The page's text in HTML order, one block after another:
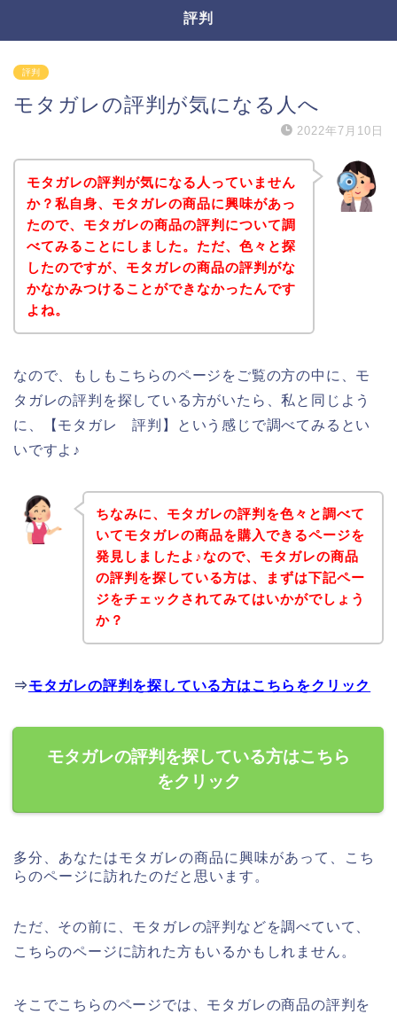
評判
評判
モタガレの評判が気になる人へ
2022年7月10日
モタガレの評判が気になる人っていません
か？私自身、モタガレの商品に興味があっ
たので、モタガレの商品の評判について調
べてみることにしました。ただ、色々と探
したのですが、モタガレの商品の評判がな
かなかみつけることができなかったんです
よね。
なので、もしもこちらのページをご覧の方の中に、モ
タガレの評判を探している方がいたら、私と同じよう
に、【モタガレ 評判】という感じで調べてみるとい
いですよ♪
ちなみに、モタガレの評判を色々と調べて
いてモタガレの商品を購入できるページを
発見しましたよ♪なので、モタガレの商品
の評判を探している方は、まずは下記ペー
ジをチェックされてみてはいかがでしょう
か？
⇒モタガレの評判を探している方はこちらをクリック
モタガレの評判を探している方はこちら
をクリック
多分、あなたはモタガレの商品に興味があって、こち
らのページに訪れたのだと思います。
ただ、その前に、モタガレの評判などを調べていて、
こちらのページに訪れた方もいるかもしれません。
そこでこちらのページでは、モタガレの商品の評判を